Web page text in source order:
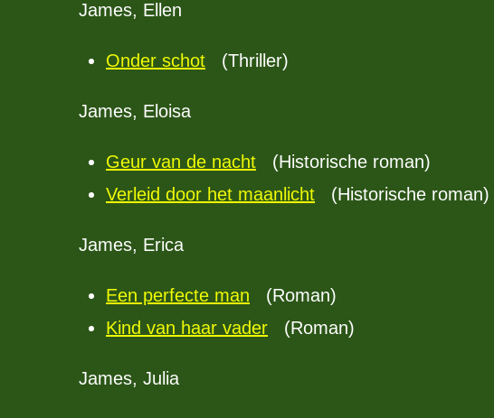
James, Ellen
Onder schot (Thriller)
James, Eloisa
Geur van de nacht (Historische roman)
Verleid door het maanlicht (Historische roman)
James, Erica
Een perfecte man (Roman)
Kind van haar vader (Roman)
James, Julia